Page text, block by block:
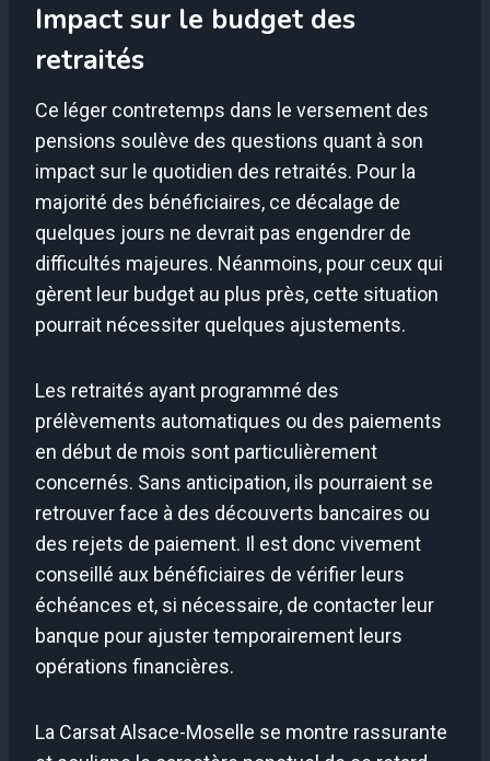
Impact sur le budget des
retraités
Ce léger contretemps dans le versement des
pensions soulève des questions quant à son
impact sur le quotidien des retraités. Pour la
majorité des bénéficiaires, ce décalage de
quelques jours ne devrait pas engendrer de
difficultés majeures. Néanmoins, pour ceux qui
gèrent leur budget au plus près, cette situation
pourrait nécessiter quelques ajustements.
Les retraités ayant programmé des
prélèvements automatiques ou des paiements
en début de mois sont particulièrement
concernés. Sans anticipation, ils pourraient se
retrouver face à des découverts bancaires ou
des rejets de paiement. Il est donc vivement
conseillé aux bénéficiaires de vérifier leurs
échéances et, si nécessaire, de contacter leur
banque pour ajuster temporairement leurs
opérations financières.
La Carsat Alsace-Moselle se montre rassurante